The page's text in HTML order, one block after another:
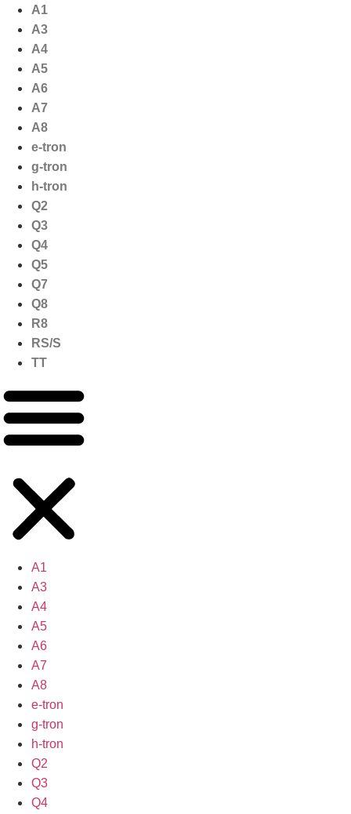
naar
inhoud
A1
A3
A4
A5
A6
A7
A8
e-tron
g-tron
h-tron
Q2
Q3
Q4
Q5
Q7
Q8
R8
RS/S
TT
A1
A3
A4
A5
A6
A7
A8
e-tron
g-tron
h-tron
Q2
Q3
Q4